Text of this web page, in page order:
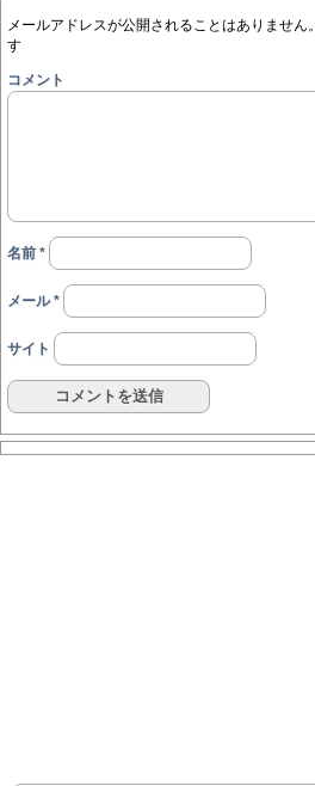
メールアドレスが公開されることはありません。
す
コメント
名前 *
メール*
サイト